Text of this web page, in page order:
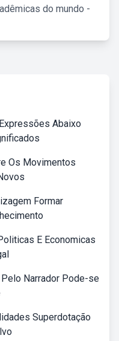
do mundo -
Abaixo
Os Movimentos
Formar
E Economicas
Narrador Pode-se
Superdotação